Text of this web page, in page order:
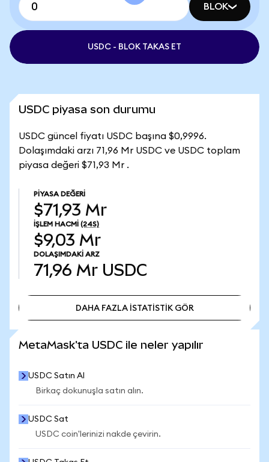
BLOK
USDC - BLOK TAKAS ET
USDC piyasa son durumu
USDC güncel fiyatı USDC başına $0,9996.
Dolaşımdaki arzı 71,96 Mr USDC ve USDC toplam
piyasa değeri $71,93 Mr .
PIYASA DEĞERI
$71,93 Mr
İŞLEM HACMI (24S)
$9,03 Mr
DOLAŞIMDAKI ARZ
71,96 Mr USDC
DAHA FAZLA İSTATİSTİK GÖR
MetaMask'ta USDC ile neler yapılır
USDC Satın Al
Birkaç dokunuşla satın alın.
USDC Sat
USDC coin'lerinizi nakde çevirin.